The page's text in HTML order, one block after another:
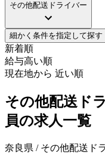
その他配送ドライバー
細かく条件を指定して探す
新着順
給与高い順
現在地から 近い順
その他配送ド
員の求人一覧
奈良県 / その他配送ド